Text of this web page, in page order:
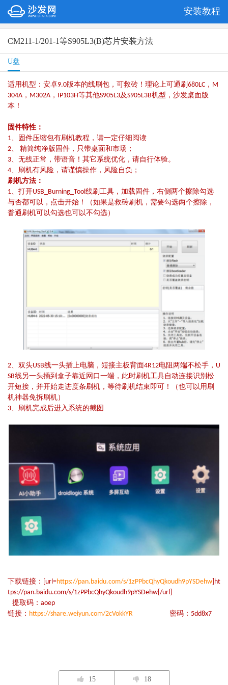
安装教程
CM211-1/201-1等S905L3(B)芯片安装方法
U盘
适用机型：安卓9.0版本的线刷包，可救砖！理论上可通刷680LC，M
304A，M302A，IP103H等其他S905L3及S905L3B机型，沙发桌面版
本！
固件特性：
1、固件压缩包有刷机教程，请一定仔细阅读
2、 精简纯净版固件，只带桌面和市场；
3、无线正常，带语音！其它系统优化，请自行体验。
4、刷机有风险，请谨慎操作，风险自负；
刷机方法：
1、打开USB_Burning_Tool线刷工具，加载固件，右侧两个擦除勾选
与否都可以，点击开始！（如果是救砖刷机，需要勾选两个擦除，
普通刷机可以勾选也可以不勾选）
2、双头USB线一头插上电脑，短接主板背面4R12电阻两端不松手，U
SB线另一头插到盒子靠近网口一端，此时刷机工具自动连接识别松
开短接，并开始走进度条刷机，等待刷机结束即可！（也可以用刷
机神器免拆刷机）
3、刷机完成后进入系统的截图
下载链接：[url=https://pan.baidu.com/s/1zPPbcQhyQkoudh9pYSDehw ]ht
tps://pan.baidu.com/s/1zPPbcQhyQkoudh9pYSDehw[/url]
提取码：aoep
链接： https://share.weiyun.com/2cVokkYR 密码：5dd8x7
15 18